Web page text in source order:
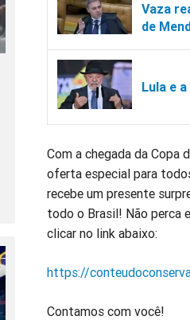
Vaza
de
Lula e
Com a chegada da Copa
oferta especial para
recebe um presente
todo o Brasil! Não perca
clicar no link abaixo:
https://
Contamos com você!